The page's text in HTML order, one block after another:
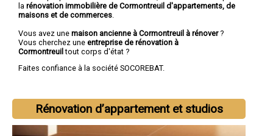
la rénovation immobilière de Cormontreuil d'appartements, de
maisons et de commerces
Vous avez une maison ancienne à Cormontreuil à rénover?
Vous cherchez une entreprise de rénovation à
Cormontreuiltout corps d'état ?
Faites confiance à la société SOCOREBAT.
Rénovation d’appartement et studios